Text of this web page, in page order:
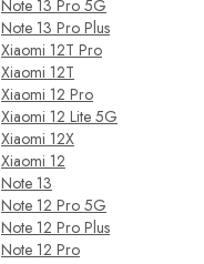
Note 13 Pro 5G
Note 13 Pro Plus
Xiaomi 12T Pro
Xiaomi 12T
Xiaomi 12 Pro
Xiaomi 12 Lite 5G
Xiaomi 12X
Xiaomi 12
Note 13
Note 12 Pro 5G
Note 12 Pro Plus
Note 12 Pro